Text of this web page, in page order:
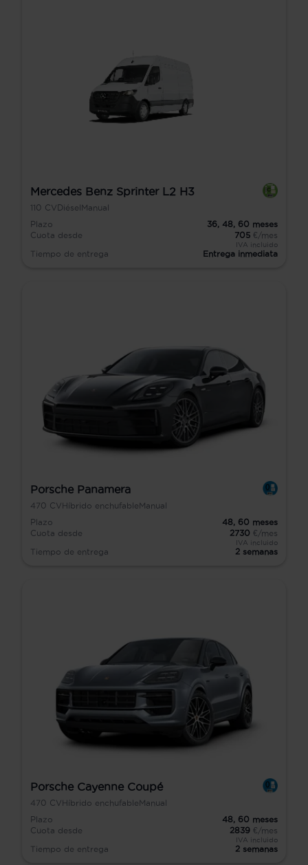
Mercedes Benz Sprinter L2 H3
110 CV Diésel Manual
Plazo
36, 48, 60 meses
Cuota desde
705 €/mes
IVA incluido
Tiempo de entrega Entrega inmediata
Porsche Panamera
470 CVHíbrido enchufableManual
Plazo
48, 60 meses
Cuota desde
2730 €/mes
IVA incluido
Tiempo de entrega 2 semanas
Porsche Cayenne Coupé
470 CV Híbrido enchufable Manual
Plazo
48, 60 meses
Cuota desde
2839 €/mes
IVA incluido
Tiempo de entrega 2 semanas